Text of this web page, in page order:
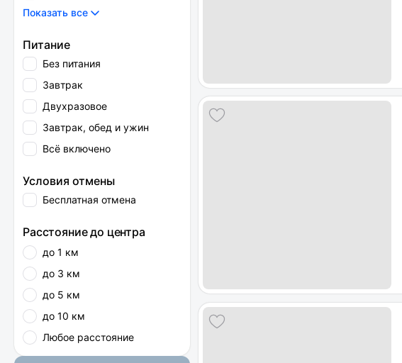
Показать все
Питание
Без питания
Завтрак
Двухразовое
Завтрак, обед и ужин
Всё включено
Условия отмены
Бесплатная отмена
Расстояние до центра
до 1 км
до 3 км
до 5 км
до 10 км
Любое расстояние